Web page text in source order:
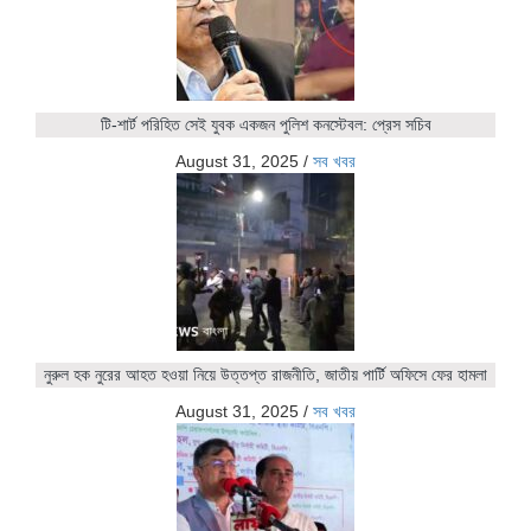
টি-শার্ট পরিহিত সেই যুবক একজন পুলিশ কনস্টেবল: প্রেস সচিব
August 31, 2025 / সব খবর
নুরুল হক নুরের আহত হওয়া নিয়ে উত্তপ্ত রাজনীতি, জাতীয় পার্টি অফিসে ফের হামলা
August 31, 2025 / সব খবর